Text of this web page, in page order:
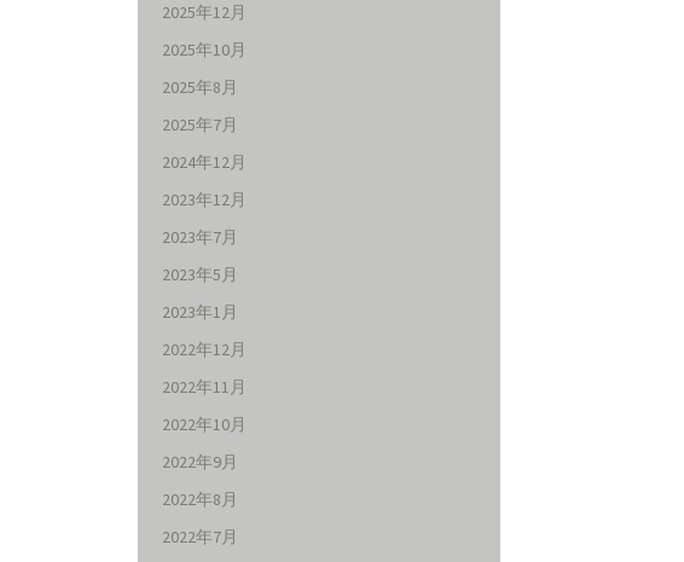
2025年12月
2025年10月
2025年8月
2025年7月
2024年12月
2023年12月
2023年7月
2023年5月
2023年1月
2022年12月
2022年11月
2022年10月
2022年9月
2022年8月
2022年7月